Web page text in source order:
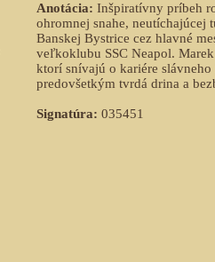
Anotácia: Inšpiratívny príbeh
ohromnej snahe, neutíchajúcej
Banskej Bystrice cez hlavné
veľkoklubu SSC Neapol.
ktorí snívajú o kariére
predovšetkým tvrdá drina a
Signatúra: 035451